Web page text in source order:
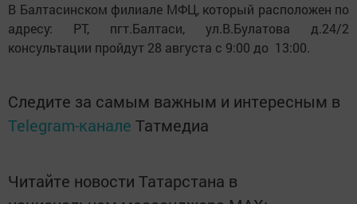
В Балтасинском филиале МФЦ, который расположен по
адресу: РТ, пгт.Балтаси, ул.В.Булатова д.24/2
консультации пройдут 28 августа с 9:00 до 13:00.
Следите за самым важным и интересным в
Telegram-канале Татмедиа
Читайте новости Татарстана в